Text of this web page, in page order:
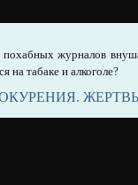
журналов
на табаке и алкоголе?